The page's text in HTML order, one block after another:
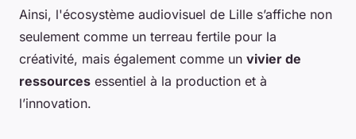
Ainsi, l'écosystème audiovisuel de Lille s’affiche non
seulement comme un terreau fertile pour la
créativité, mais également comme un vivier de
ressources essentiel à la production et à
l’innovation.